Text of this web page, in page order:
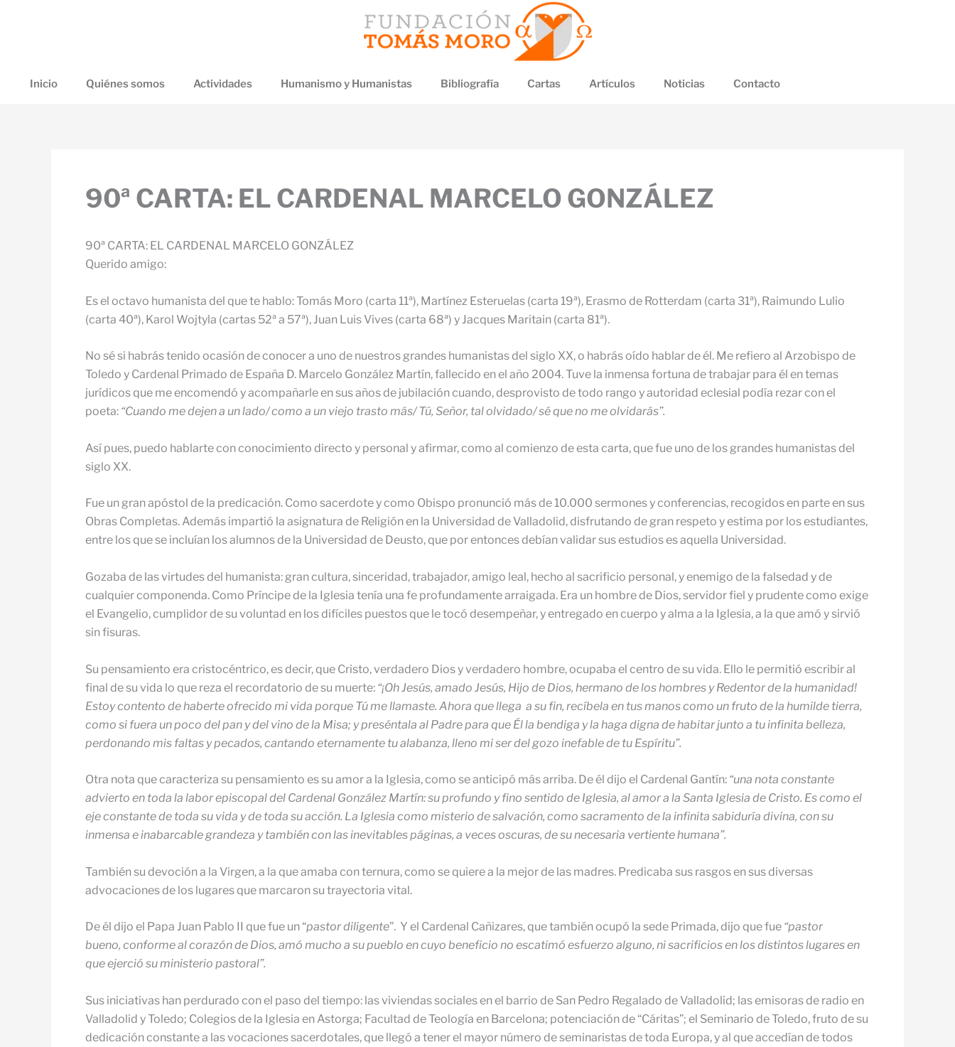
Inicio Quiénes somos Actividades Humanismo y Humanistas Bibliografía Cartas Artículos Noticias Contacto
90ª CARTA: EL CARDENAL MARCELO GONZÁLEZ
90ª CARTA: EL CARDENAL MARCELO GONZÁLEZ
Querido amigo:
Es el octavo humanista del que te hablo: Tomás Moro (carta 11ª), Martínez Esteruelas (carta 19ª), Erasmo de Rotterdam (carta 31ª), Raimundo Lulio
(carta 40ª), Karol Wojtyla (cartas 52ª a 57ª), Juan Luis Vives (carta 68ª) y Jacques Maritain (carta 81ª).
No sé si habrás tenido ocasión de conocer a uno de nuestros grandes humanistas del siglo XX, o habrás oído hablar de él. Me refiero al Arzobispo de
Toledo y Cardenal Primado de España D. Marcelo González Martín, fallecido en el año 2004. Tuve la inmensa fortuna de trabajar para él en temas
jurídicos que me encomendó y acompañarle en sus años de jubilación cuando, desprovisto de todo rango y autoridad eclesial podía rezar con el
poeta: “Cuando me dejen a un lado/ como a un viejo trasto más/ Tú, Señor, tal olvidado/ sé que no me olvidarás”.
Así pues, puedo hablarte con conocimiento directo y personal y afirmar, como al comienzo de esta carta, que fue uno de los grandes humanistas del
siglo XX.
Fue un gran apóstol de la predicación. Como sacerdote y como Obispo pronunció más de 10.000 sermones y conferencias, recogidos en parte en sus
Obras Completas. Además impartió la asignatura de Religión en la Universidad de Valladolid, disfrutando de gran respeto y estima por los estudiantes,
entre los que se incluían los alumnos de la Universidad de Deusto, que por entonces debían validar sus estudios es aquella Universidad.
Gozaba de las virtudes del humanista: gran cultura, sinceridad, trabajador, amigo leal, hecho al sacrificio personal, y enemigo de la falsedad y de
cualquier componenda. Como Príncipe de la Iglesia tenía una fe profundamente arraigada. Era un hombre de Dios, servidor fiel y prudente como exige
el Evangelio, cumplidor de su voluntad en los difíciles puestos que le tocó desempeñar, y entregado en cuerpo y alma a la Iglesia, a la que amó y sirvió
sin fisuras.
Su pensamiento era cristocéntrico, es decir, que Cristo, verdadero Dios y verdadero hombre, ocupaba el centro de su vida. Ello le permitió escribir al
final de su vida lo que reza el recordatorio de su muerte: “¡Oh Jesús, amado Jesús, Hijo de Dios, hermano de los hombres y Redentor de la humanidad!
Estoy contento de haberte ofrecido mi vida porque Tú me llamaste. Ahora que llega a su fin, recíbela en tus manos como un fruto de la humilde tierra,
como si fuera un poco del pan y del vino de la Misa; y preséntala al Padre para que Él la bendiga y la haga digna de habitar junto a tu infinita belleza,
perdonando mis faltas y pecados, cantando eternamente tu alabanza, lleno mi ser del gozo inefable de tu Espíritu”.
Otra nota que caracteriza su pensamiento es su amor a la Iglesia, como se anticipó más arriba. De él dijo el Cardenal Gantín: “una nota constante
advierto en toda la labor episcopal del Cardenal González Martín:su profundo y fino sentido de Iglesia, al amor a la Santa Iglesia de Cristo. Es como el
eje constante de toda su vida y de toda su acción. La Iglesia como misterio de salvación, como sacramento de la infinita sabiduría divina, con su
inmensa e inabarcable grandeza y también con las inevitables páginas, a veces oscuras, de su necesaria vertiente humana”.
También su devoción a la Virgen, a la que amaba con ternura, como se quiere a la mejor de las madres. Predicaba sus rasgos en sus diversas
advocaciones de los lugares que marcaron su trayectoria vital.
De él dijo el Papa Juan Pablo II que fue un “pastor diligente”. Y el Cardenal Cañizares, que también ocupó la sede Primada, dijo que fue “pastor
bueno, conforme al corazón de Dios, amó mucho a su pueblo en cuyo beneficio no escatimó esfuerzo alguno, ni sacrificios en los distintos lugares en
que ejerció su ministerio pastoral”.
Sus iniciativas han perdurado con el paso del tiempo: las viviendas sociales en el barrio de San Pedro Regalado de Valladolid; las emisoras de radio en
Valladolid y Toledo; Colegios de la Iglesia en Astorga; Facultad de Teología en Barcelona; potenciación de “Cáritas”; el Seminario de Toledo, fruto de su
dedicación constante a las vocaciones sacerdotales, que llegó a tener el mayor número de seminaristas de toda Europa, y al que accedían de todos